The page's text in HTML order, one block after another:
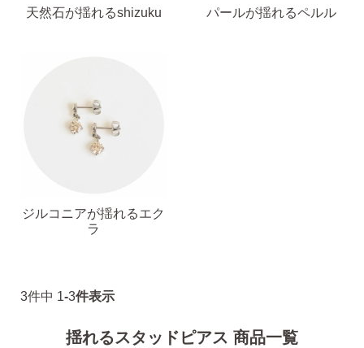
なでしこピアスの使いやすい所や
なでしこスタイルのこだわり
ピアス安心サポート
なでしこスタイルについて
天然石が揺れるshizuku パールが揺れるペルル
ジルコニアが揺れるエク
ラ
3件中 1-3件表示
揺れるスタッドピアス 商品一覧